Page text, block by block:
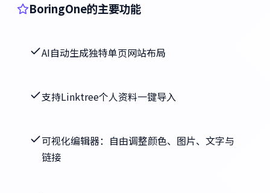
BoringOne的主要功能
AI自动生成独特单页网站布局
支持Linktree个人资料一键导入
可视化编辑器：自由调整颜色、图片、文字与
链接